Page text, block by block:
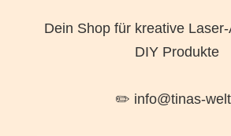
Dein Shop für kreative
DIY Produkte
✏️ info@tinas-